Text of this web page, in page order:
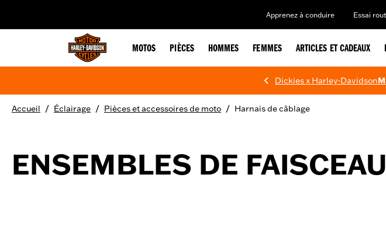
Apprenez à conduire Essai
MOTOS PIÈCES HOMMES FEMMES ARTICLES ET CADEAUX
Dickies x Harley-Davidson
Accueil / Éclairage / Pièces et accessoires de moto / Harnais de câblage
ENSEMBLES DE